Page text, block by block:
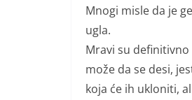
Mnogi misle da je
ugla.
Mravi su
može da se desi,
koja će ih ukloniti,